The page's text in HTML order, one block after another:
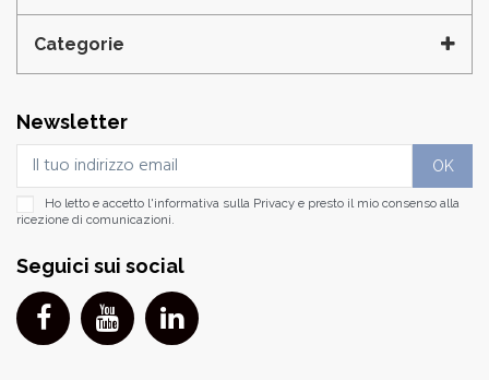
Categorie
Newsletter
Ho letto e accetto l'informativa sulla Privacy e presto il mio consenso alla
ricezione di comunicazioni.
Seguici sui social